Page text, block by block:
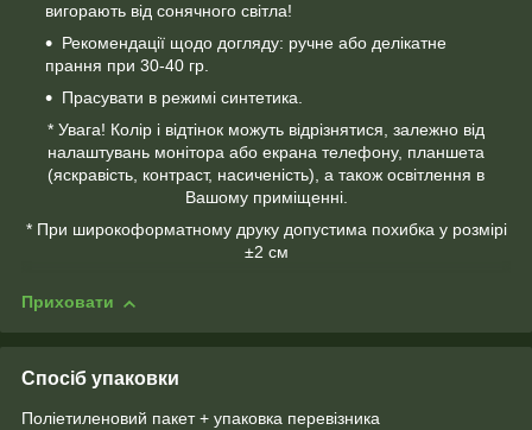
вигорають від сонячного світла!
Рекомендації щодо догляду: ручне або делікатне
прання при 30-40 гр.
Прасувати в режимі синтетика.
* Увага! Колір і відтінок можуть відрізнятися, залежно від
налаштувань монітора або екрана телефону, планшета
(яскравість, контраст, насиченість), а також освітлення в
Вашому приміщенні.
* При широкоформатному друку допустима похибка у розмірі
±2 см
Приховати
Спосіб упаковки
Поліетиленовий пакет + упаковка перевізника